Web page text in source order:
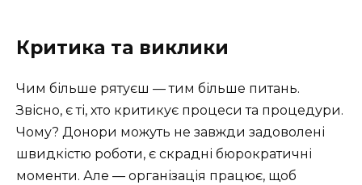
Критика та виклики
Чим більше рятуєш — тим більше питань.
Звісно, є ті, хто критикує процеси та процедури.
Чому? Донори можуть не завжди задоволені
швидкістю роботи, є скрадні бюрократичні
моменти. Але — організація працює, щоб